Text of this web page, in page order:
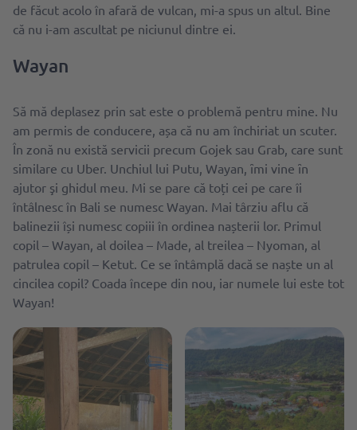
de făcut acolo în afară de vulcan, mi-a spus un altul. Bine
că nu i-am ascultat pe niciunul dintre ei.
Wayan
Să mă deplasez prin sat este o problemă pentru mine. Nu
am permis de conducere, așa că nu am închiriat un scuter.
În zonă nu există servicii precum Gojek sau Grab, care sunt
similare cu Uber. Unchiul lui Putu, Wayan, ȋmi vine ȋn
ajutor şi ghidul meu. Mi se pare că toți cei pe care îi
întâlnesc în Bali se numesc Wayan. Mai târziu aflu că
balinezii își numesc copiii în ordinea nașterii lor. Primul
copil – Wayan, al doilea – Made, al treilea – Nyoman, al
patrulea copil – Ketut. Ce se întâmplă dacă se naște un al
cincilea copil? Coada începe din nou, iar numele lui este tot
Wayan!